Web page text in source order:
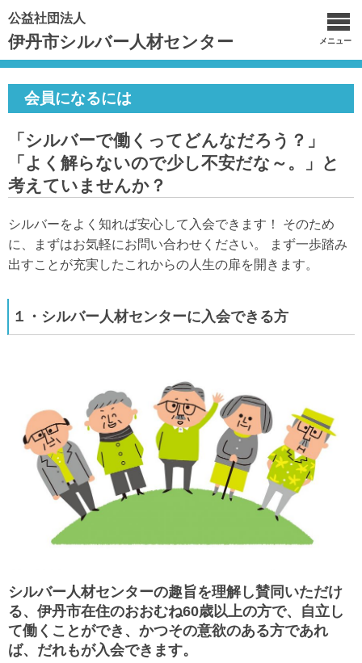
公益社団法人
伊丹市シルバー人材センター メニュー
会員になるには
「シルバーで働くってどんなだろう？」
「よく解らないので少し不安だな～。」と
考えていませんか？
シルバーをよく知れば安心して入会できます！ そのため
に、まずはお気軽にお問い合わせください。 まず一歩踏み
出すことが充実したこれからの人生の扉を開きます。
１・シルバー人材センターに入会できる方
シルバー人材センターの趣旨を理解し賛同いただけ
る、伊丹市在住のおおむね60歳以上の方で、自立し
て働くことができ、かつその意欲のある方であれ
ば、だれもが入会できます。